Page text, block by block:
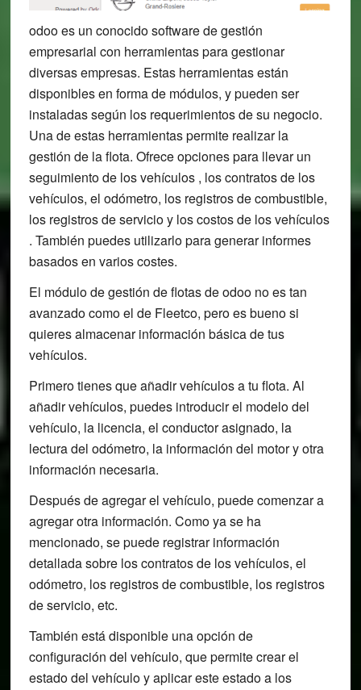
odoo es un conocido software de gestión
empresarial con herramientas para gestionar
diversas empresas. Estas herramientas están
disponibles en forma de módulos, y pueden ser
instaladas según los requerimientos de su negocio.
Una de estas herramientas permite realizar la
gestión de la flota. Ofrece opciones para llevar un
seguimiento de los vehículos , los contratos de los
vehículos, el odómetro, los registros de combustible,
los registros de servicio y los costos de los vehículos
. También puedes utilizarlo para generar informes
basados en varios costes.
El módulo de gestión de flotas de odoo no es tan
avanzado como el de Fleetco, pero es bueno si
quieres almacenar información básica de tus
vehículos.
Primero tienes que añadir vehículos a tu flota. Al
añadir vehículos, puedes introducir el modelo del
vehículo, la licencia, el conductor asignado, la
lectura del odómetro, la información del motor y otra
información necesaria.
Después de agregar el vehículo, puede comenzar a
agregar otra información. Como ya se ha
mencionado, se puede registrar información
detallada sobre los contratos de los vehículos, el
odómetro, los registros de combustible, los registros
de servicio, etc.
También está disponible una opción de
configuración del vehículo, que permite crear el
estado del vehículo y aplicar este estado a los